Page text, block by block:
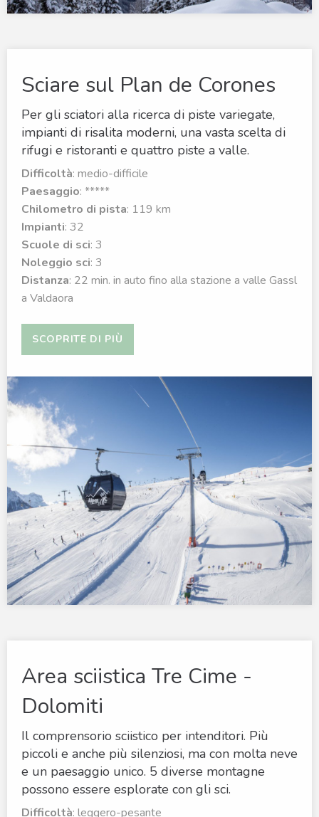
Sciare sul Plan de Corones
Per gli sciatori alla ricerca di piste variegate,
impianti di risalita moderni, una vasta scelta di
rifugi e ristoranti e quattro piste a valle.
Difficoltà: medio-difficile
Paesaggio: *****
Chilometro di pista: 119 km
Impianti: 32
Scuole di sci: 3
Noleggio sci: 3
Distanza: 22 min. in auto fino alla stazione a valle Gassl
a Valdaora
SCOPRITE DI PIÙ
Area sciistica Tre Cime -
Dolomiti
Il comprensorio sciistico per intenditori. Più
piccoli e anche più silenziosi, ma con molta neve
e un paesaggio unico. 5 diverse montagne
possono essere esplorate con gli sci.
Difficoltà: leggero-pesante